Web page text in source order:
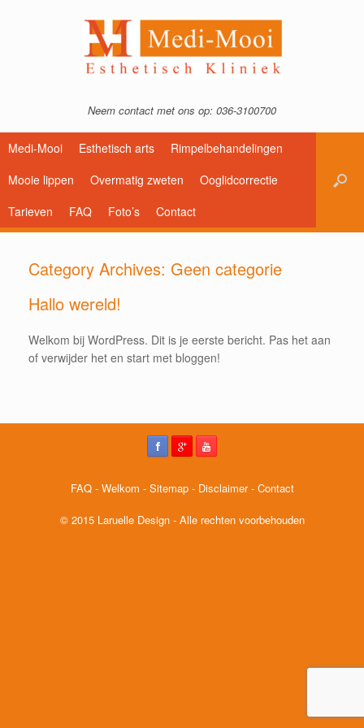
Neem contact met ons op: 036-3100700
Medi-Mooi Esthetisch arts
Rimpelbehandelingen
Mooie lippen
Overmatig zweten
Ooglidcorrectie
Tarieven
FAQ Foto’s Contact
Category Archives: Geen categorie
Hallo wereld!
Welkom bij WordPress. Dit is je eerste bericht. Pas het aan
of verwijder het en start met bloggen!
FAQ- Welkom - Sitemap- Disclaimer- Contact
© 2015 Laruelle Design - Alle rechten voorbehouden